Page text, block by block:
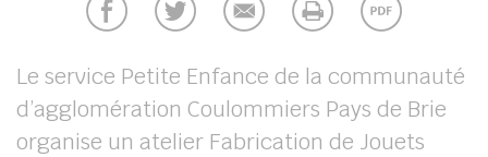
Le service Petite Enfance de la communauté
d’agglomération Coulommiers Pays de Brie
organise un atelier Fabrication de Jouets